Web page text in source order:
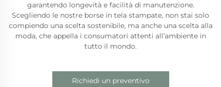
garantendo longevità e facilità di manutenzione.
Scegliendo le nostre borse in tela stampate, non stai solo
compiendo una scelta sostenibile, ma anche una scelta alla
moda, che appella i consumatori attenti all’ambiente in
tutto il mondo.
Richiedi un preventivo